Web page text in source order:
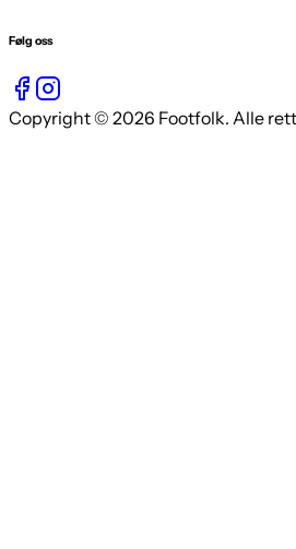
Følg oss
Copyright © 2026 Footfolk. Alle